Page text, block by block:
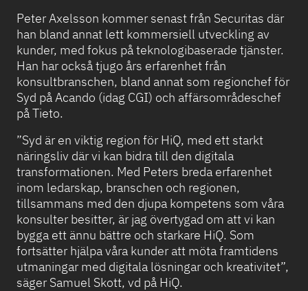
Peter Axelsson kommer senast från Securitas där
han bland annat lett kommersiell utveckling av
kunder, med fokus på teknologibaserade tjänster.
Han har också tjugo års erfarenhet från
konsultbranschen, bland annat som regionchef för
Syd på Acando (idag CGI) och affärsområdeschef
på Tieto.
”Syd är en viktig region för HiQ, med ett starkt
näringsliv där vi kan bidra till den digitala
transformationen. Med Peters breda erfarenhet
inom ledarskap, branschen och regionen,
tillsammans med den djupa kompetens som våra
konsulter besitter, är jag övertygad om att vi kan
bygga ett ännu bättre och starkare HiQ. Som
fortsätter hjälpa våra kunder att möta framtidens
utmaningar med digitala lösningar och kreativitet”,
säger Samuel Skott, vd på HiQ.